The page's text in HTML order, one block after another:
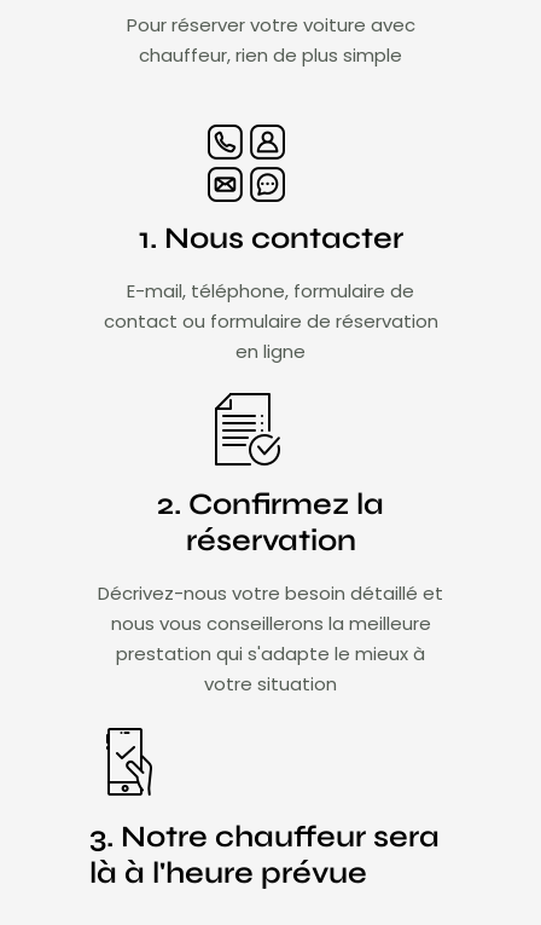
Pour réserver votre voiture avec
chauffeur, rien de plus simple
1. Nous contacter
E-mail, téléphone, formulaire de
contact ou formulaire de réservation
en ligne
2. Confirmez la
réservation
Décrivez-nous votre besoin détaillé et
nous vous conseillerons la meilleure
prestation qui s'adapte le mieux à
votre situation​
3. Notre chauffeur sera
là à l'heure prévue